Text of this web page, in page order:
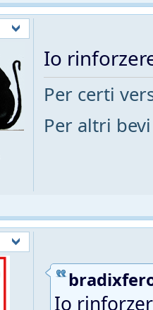
Io
Per certi
Per altri bevi
Io